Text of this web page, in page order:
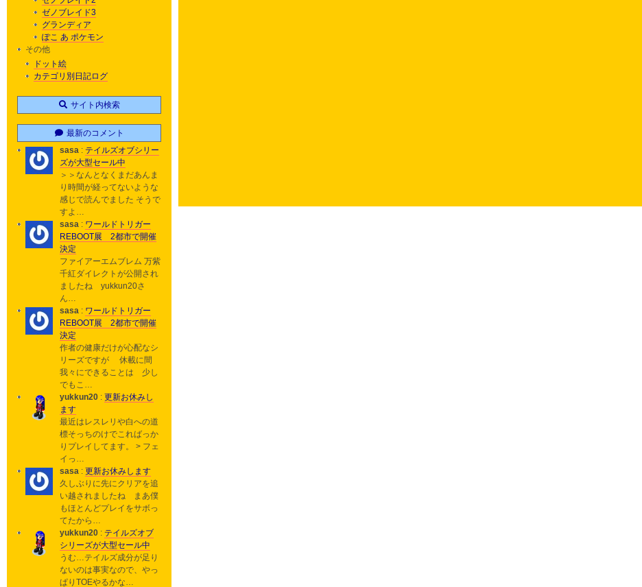
ゼノブレイド3
グランディア
ぽこ あ ポケモン
その他
ドット絵
カテゴリ別日記ログ
サイト内検索
最新のコメント
sasa : テイルズオブシリー
ズが大型セール中
＞＞なんとなくまだあんま
り時間が経ってないような
感じで読んでました そうで
すよ…
sasa : ワールドトリガー
REBOOT展 2都市で開催
決定
ファイアーエムブレム 万紫
千紅ダイレクトが公開され
ましたね yukkun20さ
ん…
sasa : ワールドトリガー
REBOOT展 2都市で開催
決定
作者の健康だけが心配なシ
リーズですが 休載に間
我々にできることは 少し
でもこ…
yukkun20 : 更新お休みし
ます
最近はレスレリや白への道
標そっちのけでこればっか
りプレイしてます。 > フェ
イっ…
sasa : 更新お休みします
久しぶりに先にクリアを追
い越されましたね まあ僕
もほとんどプレイをサボっ
てたから…
yukkun20 : テイルズオブ
シリーズが大型セール中
うむ…テイルズ成分が足り
ないのは事実なので、やっ
ぱりTOEやるかな…